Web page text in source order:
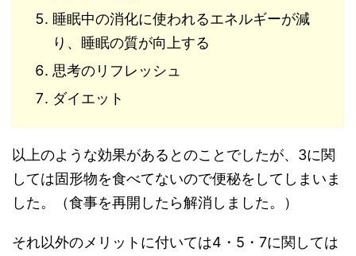
睡眠中の消化に使われるエネルギーが減
り、睡眠の質が向上する
思考のリフレッシュ
ダイエット
以上のような効果があるとのことでしたが、3に関
しては固形物を食べてないので便秘をしてしまいま
した。（食事を再開したら解消しました。）
それ以外のメリットに付いては4・5・7に関しては